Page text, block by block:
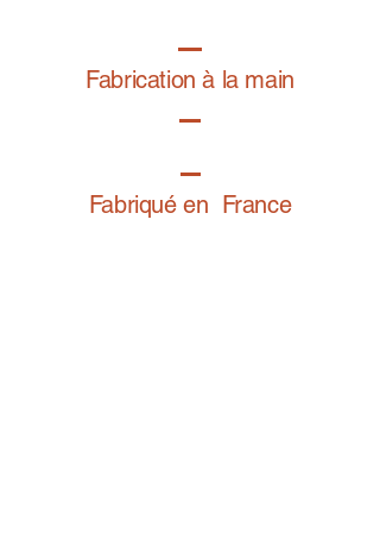
résistance aux frictions.
Comment bien régler son bracelet
Fabrication à la main
Fabriqué en France